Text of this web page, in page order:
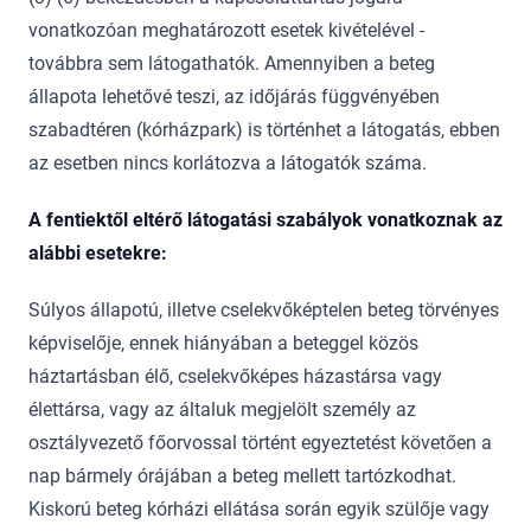
vonatkozóan meghatározott esetek kivételével -
továbbra sem látogathatók. Amennyiben a beteg
állapota lehetővé teszi, az időjárás függvényében
szabadtéren (kórházpark) is történhet a látogatás, ebben
az esetben nincs korlátozva a látogatók száma.
A fentiektől eltérő látogatási szabályok vonatkoznak az
alábbi esetekre:
Súlyos állapotú, illetve cselekvőképtelen beteg törvényes
képviselője, ennek hiányában a beteggel közös
háztartásban élő, cselekvőképes házastársa vagy
élettársa, vagy az általuk megjelölt személy az
osztályvezető főorvossal történt egyeztetést követően a
nap bármely órájában a beteg mellett tartózkodhat.
Kiskorú beteg kórházi ellátása során egyik szülője vagy